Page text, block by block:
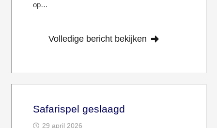
op…
Volledige bericht bekijken
Safarispel geslaagd
29 april 2026